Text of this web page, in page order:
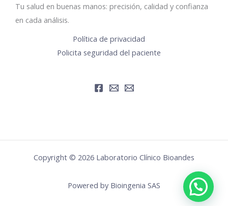
Tu salud en buenas manos: precisión, calidad y confianza
en cada análisis.
Política de privacidad
Policita seguridad del paciente
Copyright © 2026 Laboratorio Clínico Bioandes
Powered by Bioingenia SAS